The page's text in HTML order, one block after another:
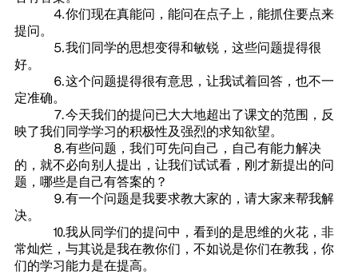
⒋你们现在真能问，能问在点子上，能抓住要点来
提问。
⒌我们同学的思想变得和敏锐，这些问题提得很
好。
⒍这个问题提得很有意思，让我试着回答，也不一
定准确。
⒎今天我们的提问已大大地超出了课文的范围，反
映了我们同学学习的积极性及强烈的求知欲望。
⒏有些问题，我们可先问自己，自己有能力解决
的，就不必向别人提出，让我们试试看，刚才新提出的问
题，哪些是自己有答案的？
⒐有一个问题是我要求教大家的，请大家来帮我解
决。
⒑我从同学们的提问中，看到的是思维的火花，非
常灿烂，与其说是我在教你们，不如说是你们在教我，你
们的学习能力是在提高。